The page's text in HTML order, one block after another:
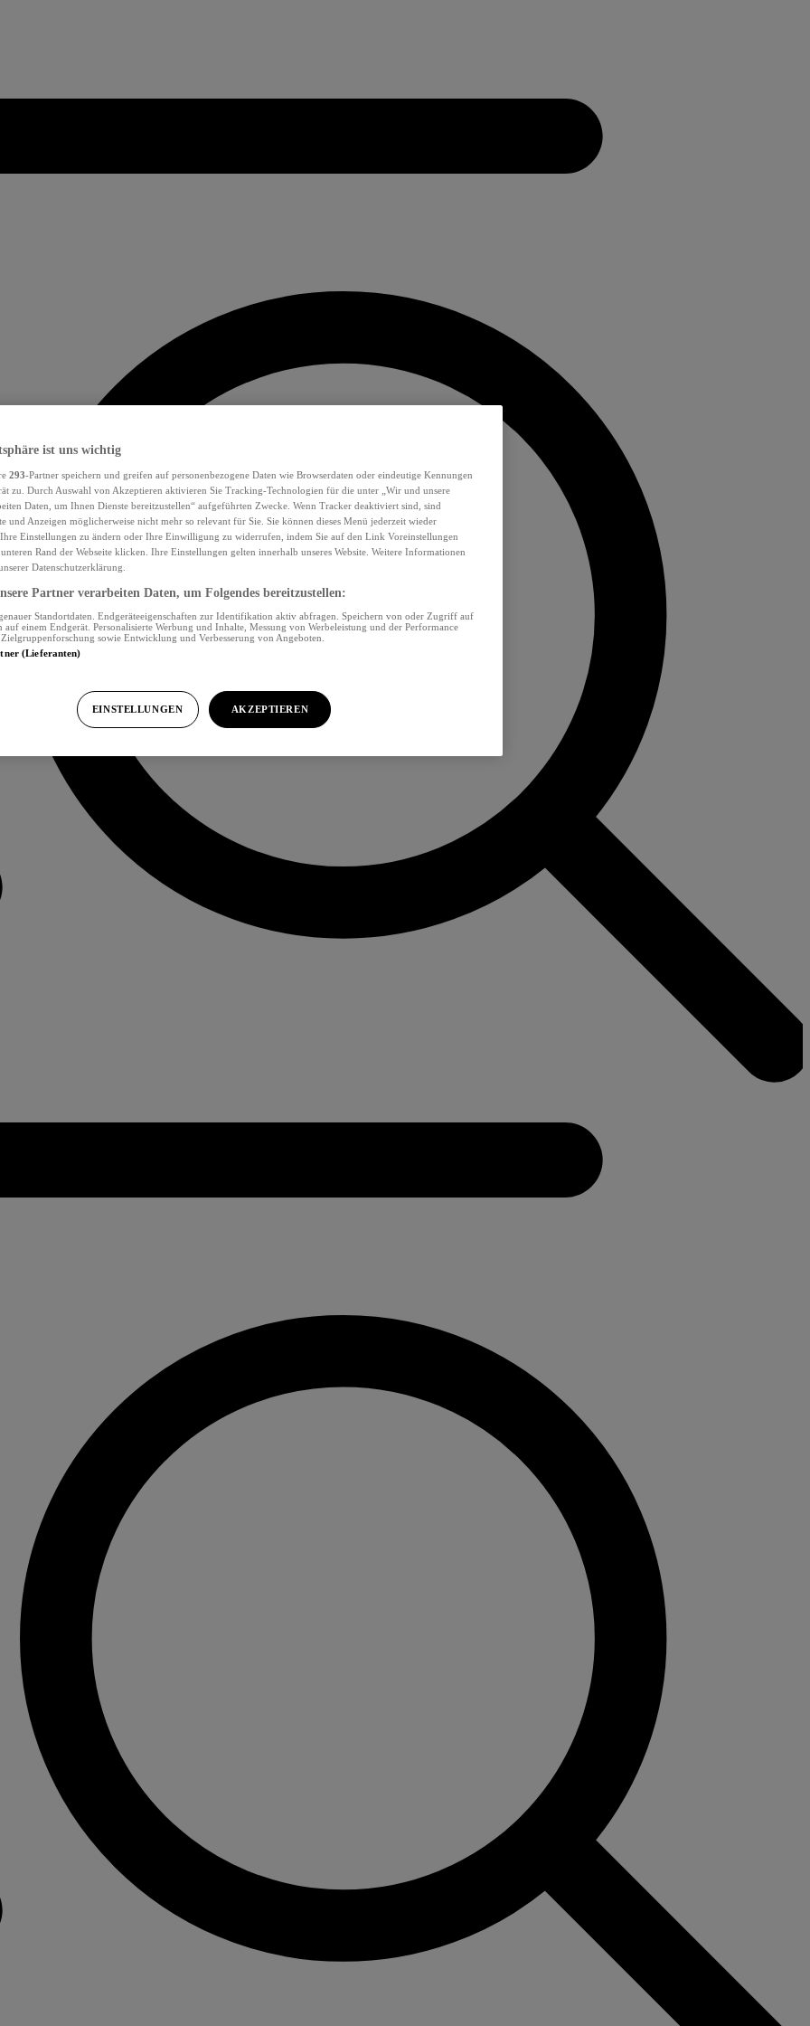
ist uns wichtig
293-Partner speichern und greifen auf personenbezogene Daten wie Browserdaten oder eindeutige Kennungen
zu. Durch Auswahl von Akzeptieren aktivieren Sie Tracking-Technologien für die unter „Wir und unsere
Daten, um Ihnen Dienste bereitzustellen“ aufgeführten Zwecke. Wenn Tracker deaktiviert sind, sind
und Anzeigen möglicherweise nicht mehr so relevant für Sie. Sie können dieses Menü jederzeit wieder
Einstellungen zu ändern oder Ihre Einwilligung zu widerrufen, indem Sie auf den Link Voreinstellungen
Rand der Webseite klicken. Ihre Einstellungen gelten innerhalb unseres Website. Weitere Informationen
Datenschutzerklärung.
Partner verarbeiten Daten, um Folgendes bereitzustellen:
Standortdaten. Endgeräteeigenschaften zur Identifikation aktiv abfragen. Speichern von oder Zugriff auf
einem Endgerät. Personalisierte Werbung und Inhalte, Messung von Werbeleistung und der Performance
sowie Entwicklung und Verbesserung von Angeboten.
(Lieferanten)
EINSTELLUNGEN AKZEPTIEREN